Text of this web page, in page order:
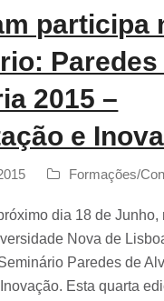
participa
Paredes
2015 –
e
Formações/
dia 18 de Junho,
Nova de
Paredes de
Esta quarta